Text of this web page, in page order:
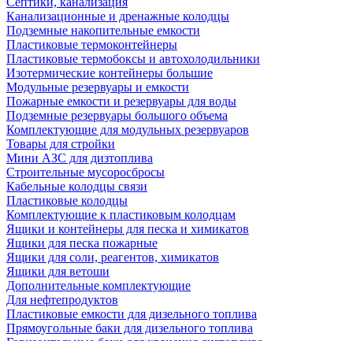
Канализационные и дренажные колодцы
Подземные накопительные емкости
Пластиковые термоконтейнеры
Пластиковые термобоксы и автохолодильники
Изотермические контейнеры большие
Модульные резервуары и емкости
Пожарные емкости и резервуары для воды
Подземные резервуары большого объема
Комплектующие для модульных резервуаров
Товары для стройки
Мини АЗС для дизтоплива
Строительные мусоросбросы
Кабельные колодцы связи
Пластиковые колодцы
Комплектующие к пластиковым колодцам
Ящики и контейнеры для песка и химикатов
Ящики для песка пожарные
Ящики для соли, реагентов, химикатов
Ящики для ветоши
Дополнительные комплектующие
Для нефтепродуктов
Пластиковые емкости для дизельного топлива
Прямоугольные баки для дизельного топлива